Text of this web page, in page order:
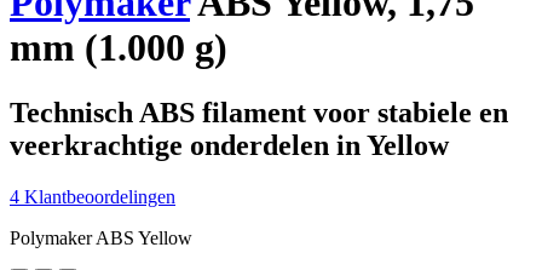
mm (1.000 g)
Technisch ABS filament voor stabiele en
veerkrachtige onderdelen in Yellow
4 Klantbeoordelingen
Polymaker ABS Yellow